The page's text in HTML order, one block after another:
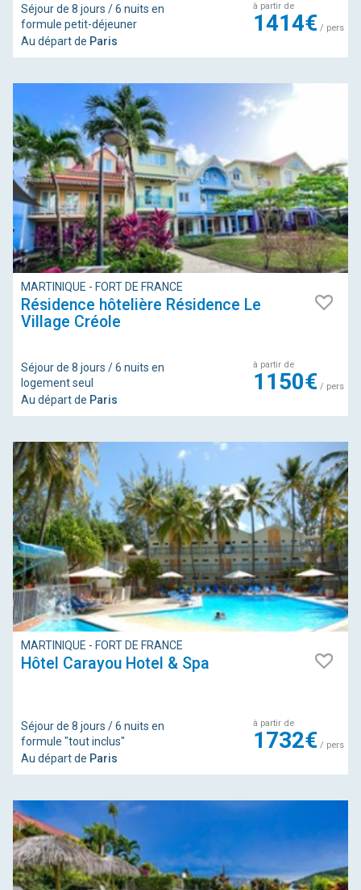
Séjour de 8 jours / 6 nuits en
formule petit-déjeuner
Au départ de Paris
à partir de
1414€/ pers
MARTINIQUE - FORT DE FRANCE
Résidence hôtelière Résidence Le
Village Créole
Séjour de 8 jours / 6 nuits en
logement seul
Au départ de Paris
à partir de
1150€/ pers
MARTINIQUE - FORT DE FRANCE
Hôtel Carayou Hotel & Spa
Séjour de 8 jours / 6 nuits en
formule "tout inclus"
Au départ de Paris
à partir de
1732€/ pers